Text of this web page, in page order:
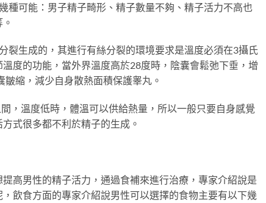
種可能：男子精子畸形、精子數量不夠、精子活力不高也
生成的，其進行有絲分裂的環境要求是溫度必須在3攝氏
度的功能，當外界溫度高於28度時，陰囊會鬆弛下垂，增
縮，減少自身散熱面積保護睾丸。
溫度低時，體溫可以供給熱量，所以一般只要自身感覺
式很多都不利於精子的生成。
高男性的精子活力，通過食補來進行治療，專家介紹說是
飲食方面的專家介紹說男性可以選擇的食物主要有以下幾